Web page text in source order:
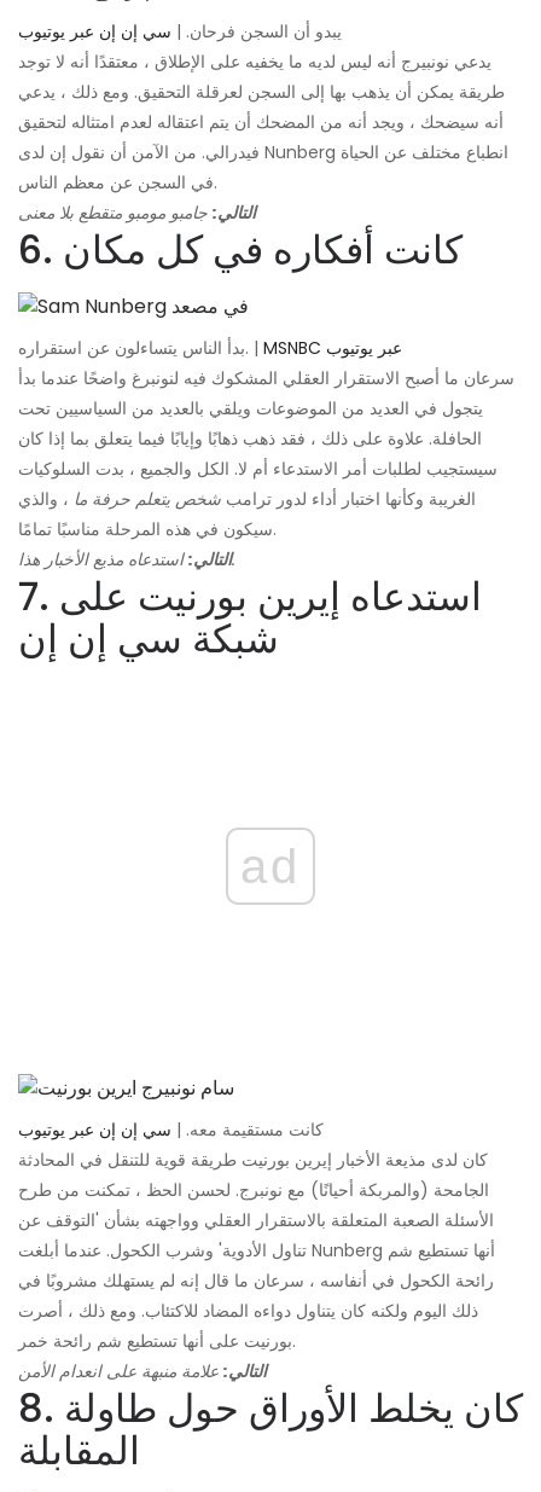
يبدو أن السجن فرحان. | سي إن إن عبر يوتيوب
يدعي نونبيرج أنه ليس لديه ما يخفيه على الإطلاق ، معتقدًا أنه لا توجد
طريقة يمكن أن يذهب بها إلى السجن لعرقلة التحقيق. ومع ذلك ، يدعي
أنه سيضحك ، ويجد أنه من المضحك أن يتم اعتقاله لعدم امتثاله لتحقيق
فيدرالي. من الآمن أن نقول إن لدى Nunberg انطباع مختلف عن الحياة
في السجن عن معظم الناس.
التالي: جامبو مومبو متقطع بلا معنى
6. كانت أفكاره في كل مكان
بدأ الناس يتساءلون عن استقراره. |
MSNBC عبر يوتيوب
سرعان ما أصبح الاستقرار العقلي المشكوك فيه لنونبرغ واضحًا عندما بدأ
يتجول في العديد من الموضوعات ويلقي بالعديد من السياسيين تحت
الحافلة. علاوة على ذلك ، فقد ذهب ذهابًا وإيابًا فيما يتعلق بما إذا كان
سيستجيب لطلبات أمر الاستدعاء أم لا. الكل والجميع ، بدت السلوكيات
الغريبة وكأنها اختبار أداء لدور ترامب شخص يتعلم حرفة ما ، والذي
سيكون في هذه المرحلة مناسبًا تمامًا.
التالي:استدعاه مذيع الأخبار هذا.
7. استدعاه إيرين بورنيت على
شبكة سي إن إن
ad
كانت مستقيمة معه. | سي إن إن عبر يوتيوب
كان لدى مذيعة الأخبار إيرين بورنيت طريقة قوية للتنقل في المحادثة
الجامحة (والمربكة أحيانًا) مع نونبرج. لحسن الحظ ، تمكنت من طرح
الأسئلة الصعبة المتعلقة بالاستقرار العقلي وواجهته بشأن 'التوقف عن
تناول الأدوية' وشرب الكحول. عندما أبلغت Nunberg أنها تستطيع شم
رائحة الكحول في أنفاسه ، سرعان ما قال إنه لم يستهلك مشروبًا في
ذلك اليوم ولكنه كان يتناول دواءه المضاد للاكتئاب. ومع ذلك ، أصرت
بورنيت على أنها تستطيع شم رائحة خمر.
التالي: علامة منبهة على انعدام الأمن
8. كان يخلط الأوراق حول طاولة
المقابلة